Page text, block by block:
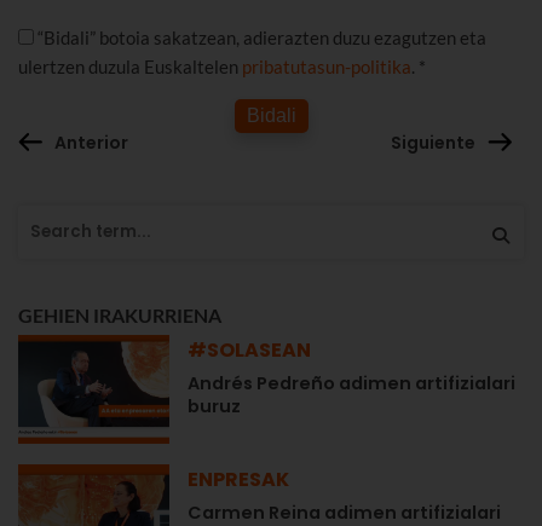
“Bidali” botoia sakatzean, adierazten duzu ezagutzen eta
ulertzen duzula Euskaltelen pribatutasun-politika. *
Bidali
Anterior Siguiente
GEHIEN IRAKURRIENA
#SOLASEAN
Andrés Pedreño adimen artifizialari
buruz
ENPRESAK
Carmen Reina adimen artifizialari